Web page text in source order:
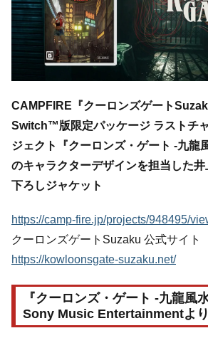
CAMPFIRE『クーロンズゲート
Switch™版限定パッケージ ラストチ
ジェクト『クーロンズ・ゲート -九龍
のキャラクターデザインを担当した
下ろしジャケット
https://camp-fire.jp/projects/948495/
クーロンズゲートSuzaku 公式サイト
https://kowloonsgate-suzaku.net/
『クーロンズ・ゲート -九龍風
Sony Music Entertainmentよ